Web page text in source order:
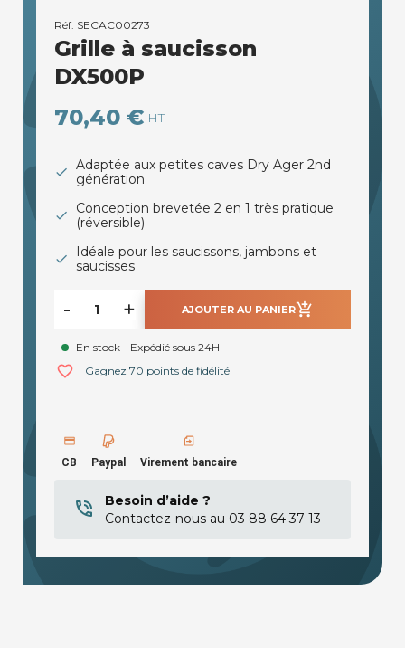
Réf. SECAC00273
Grille à saucisson
DX500P
70,40 € HT
Adaptée aux petites caves Dry Ager 2nd
génération
Conception brevetée 2 en 1 très pratique
(réversible)
Idéale pour les saucissons, jambons et
saucisses
- + AJOUTER AU PANIERadd_shopping_cart
En stock - Expédié sous 24H
favorite_border Gagnez 70 points de fidélité
CB Paypal Virement bancaire
Besoin d’aide ?
Contactez-nous au 03 88 64 37 13